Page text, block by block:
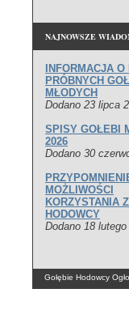
NAJNOWSZE
INFORMACJA O
PRÓBNYCH
MŁODYCH
Dodano 23 lipca
SPISY GOŁEBI
2026
Dodano 30
MOŻLIWOŚCI
KORZYSTANIA
HODOWCY
Dodano 18 lutego
Gołębie Hodowcy